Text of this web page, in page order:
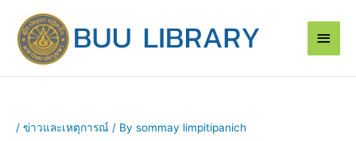
content
Main
/ ข่าวและเหตุการณ์ / By sommay limpitipanich